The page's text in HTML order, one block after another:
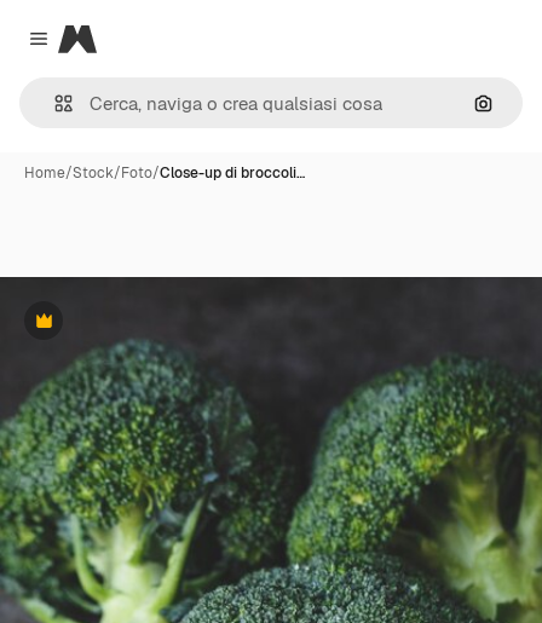
Close menu
Magnific
Cerca
Home/Stock/Foto/Close-up di broccoli…
Premium